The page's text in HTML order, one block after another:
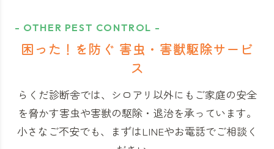
- OTHER PEST CONTROL -
困った！を防ぐ 害虫・害獣駆除サービ
ス
らくだ診断舎では、シロアリ以外にもご家庭の安全
を脅かす害虫や害獣の駆除・退治を承っています。
小さなご不安でも、まずはLINEやお電話でご相談く